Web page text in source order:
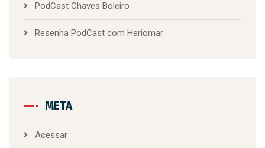
PodCast Chaves Boleiro
Resenha PodCast com Heriomar
META
Acessar